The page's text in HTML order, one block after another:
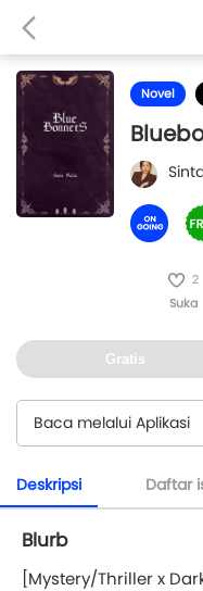
Novel
2
Suka
Gratis
Baca melalui Aplikasi
Deskripsi Daftar
Blurb
[Mystery/Thriller x